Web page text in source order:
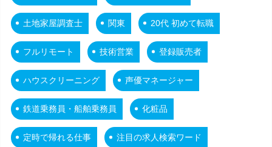
土地家屋調査士 関東 20代 初めて転職
フルリモート 技術営業 登録販売者
ハウスクリーニング 声優マネージャー
鉄道乗務員・船舶乗務員 化粧品
定時で帰れる仕事 注目の求人検索ワード